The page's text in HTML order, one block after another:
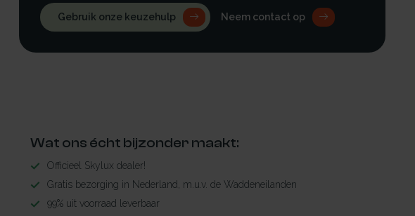
Gebruik onze keuzehulp Neem contact op
Wat ons écht bijzonder maakt:
Officieel Skylux dealer!
Gratis bezorging in Nederland, m.u.v. de Waddeneilanden
99% uit voorraad leverbaar